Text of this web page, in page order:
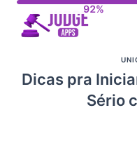
Dicas pra
Sério